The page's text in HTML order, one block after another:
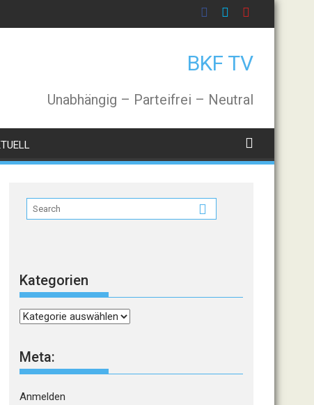
BKF TV
Unabhängig – Parteifrei – Neutral
Kategorien
Kategorien
Meta:
Anmelden